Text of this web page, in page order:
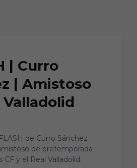
| Curro
| Amistoso
Valladolid
de Curro Sánchez
de pretemporada
y el Real Valladolid.